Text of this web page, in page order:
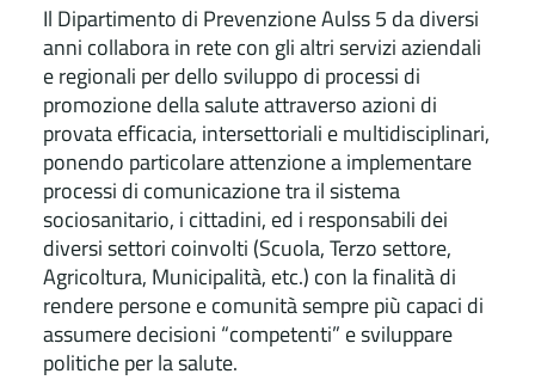
Il Dipartimento di Prevenzione Aulss 5 da diversi
anni collabora in rete con gli altri servizi aziendali
e regionali per dello sviluppo di processi di
promozione della salute attraverso azioni di
provata efficacia, intersettoriali e multidisciplinari,
ponendo particolare attenzione a implementare
processi di comunicazione tra il sistema
sociosanitario, i cittadini, ed i responsabili dei
diversi settori coinvolti (Scuola, Terzo settore,
Agricoltura, Municipalità, etc.) con la finalità di
rendere persone e comunità sempre più capaci di
assumere decisioni “competenti” e sviluppare
politiche per la salute.